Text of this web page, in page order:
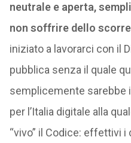
neutrale e aperta,
non soffrire dello
iniziato a lavorarci con il
pubblica senza il quale
semplicemente sarebbe
per l’Italia digitale alla
“vivo” il Codice: effettivi